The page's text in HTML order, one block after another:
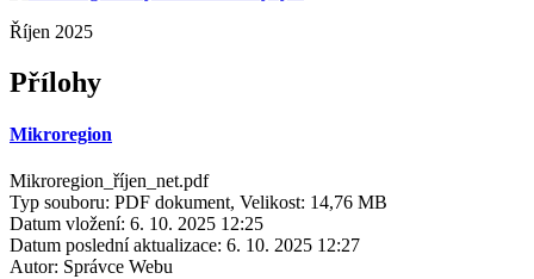
Říjen 2025
Přílohy
Mikroregion
Mikroregion_říjen_net.pdf
Typ souboru: PDF dokument, Velikost: 14,76 MB
Datum vložení: 6. 10. 2025 12:25
Datum poslední aktualizace: 6. 10. 2025 12:27
Autor: Správce Webu